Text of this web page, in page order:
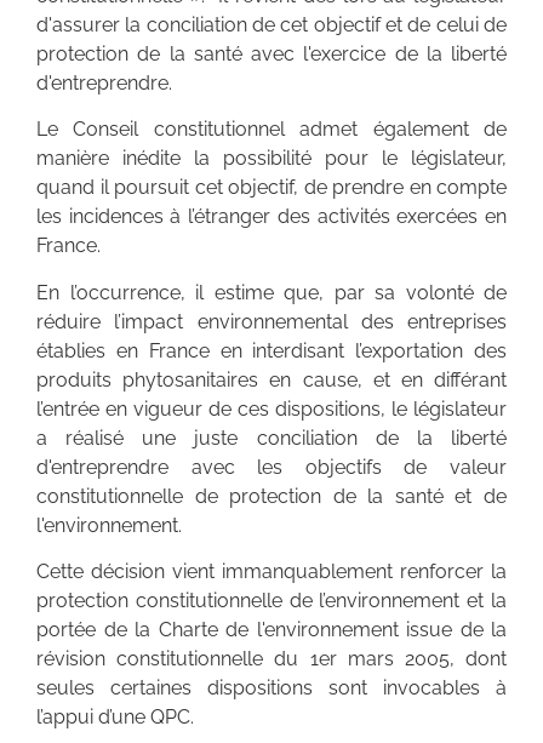
d'assurer la conciliation de cet objectif et de celui de
protection de la santé avec l'exercice de la liberté
d'entreprendre.
Le Conseil constitutionnel admet également de
manière inédite la possibilité pour le législateur,
quand il poursuit cet objectif, de prendre en compte
les incidences à l’étranger des activités exercées en
France.
En l’occurrence, il estime que, par sa volonté de
réduire l’impact environnemental des entreprises
établies en France en interdisant l’exportation des
produits phytosanitaires en cause, et en différant
l’entrée en vigueur de ces dispositions, le législateur
a réalisé une juste conciliation de la liberté
d'entreprendre avec les objectifs de valeur
constitutionnelle de protection de la santé et de
l'environnement.
Cette décision vient immanquablement renforcer la
protection constitutionnelle de l’environnement et la
portée de la Charte de l'environnement issue de la
révision constitutionnelle du 1er mars 2005, dont
seules certaines dispositions sont invocables à
l’appui d’une QPC.